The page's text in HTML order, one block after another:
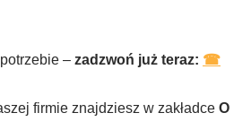
– zadzwoń już teraz: ☎
firmie znajdziesz w zakładce O